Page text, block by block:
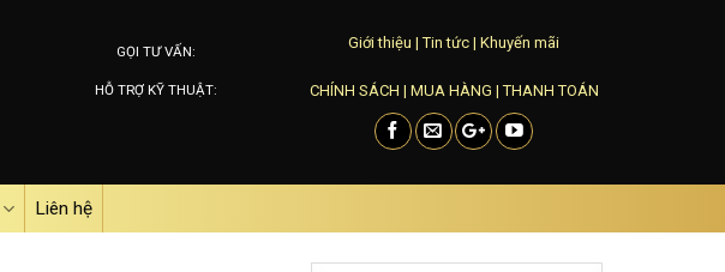
GỌI TƯ VẤN:
HỖ TRỢ KỸ THUẬT:
Giới thiệu |Tin tức | Khuyến mãi
CHÍNH SÁCH | MUA HÀNG |THANH TOÁN
Liên hệ